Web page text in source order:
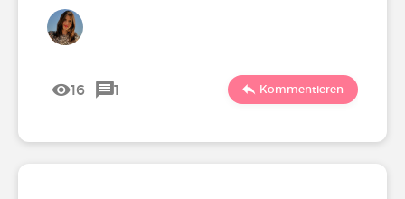
16 1 Kommentieren